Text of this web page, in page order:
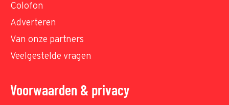
Colofon
Adverteren
Van onze partners
Veelgestelde vragen
Voorwaarden & privacy